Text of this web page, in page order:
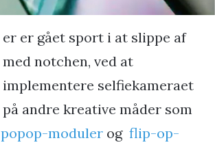
er er gået sport i at slippe af
med notchen, ved at
implementere selfiekameraet
på andre kreative måder som
popop-moduler og flip-op-